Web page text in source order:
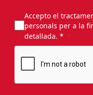
Accepto el
personals per a la
detallada. *